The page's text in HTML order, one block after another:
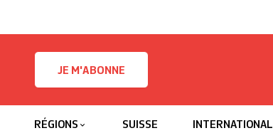
JE M'ABONNE
RÉGIONS SUISSE INTERNATIONAL